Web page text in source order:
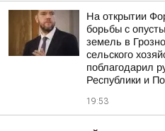
На открытии
борьбы с
земель в
сельского
поблагодарил
Республики и
19:53